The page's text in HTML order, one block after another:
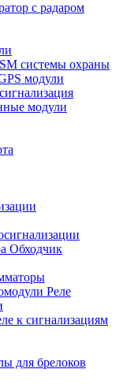
с радаром
системы охраны
модули
модули
Обходчик
Реле
к сигнализациям
для брелоков